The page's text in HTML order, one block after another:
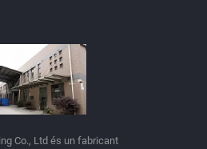
Co., Ltd és un fabricant